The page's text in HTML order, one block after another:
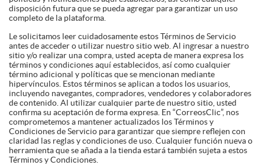
disposición futura que se pueda agregar para garantizar un uso
completo de la plataforma.
Le solicitamos leer cuidadosamente estos Términos de Servicio
antes de acceder o utilizar nuestro sitio web. Al ingresar a nuestro
sitio y/o realizar una compra, usted acepta de manera expresa los
términos y condiciones aquí establecidos, así como cualquier
término adicional y políticas que se mencionan mediante
hipervínculos. Estos términos se aplican a todos los usuarios,
incluyendo navegantes, compradores, vendedores y colaboradores
de contenido. Al utilizar cualquier parte de nuestro sitio, usted
confirma su aceptación de forma expresa. En “CorreosClic”, nos
comprometemos a mantener actualizados los Términos y
Condiciones de Servicio para garantizar que siempre reflejen con
claridad las reglas y condiciones de uso. Cualquier función nueva o
herramienta que se añada a la tienda estará también sujeta a estos
Términos y Condiciones.